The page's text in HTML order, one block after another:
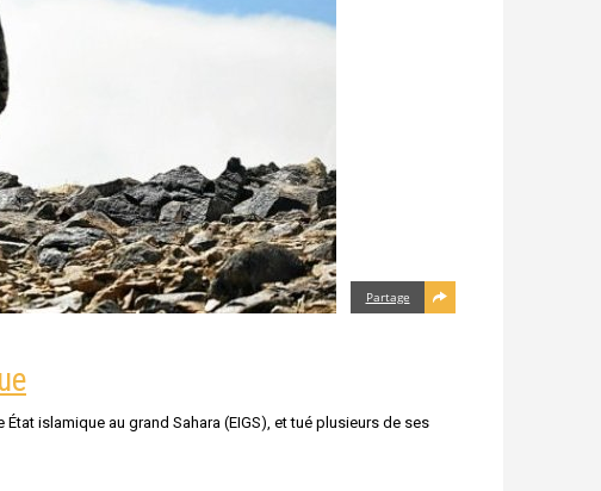
Partage
islamique au grand Sahara (EIGS), et tué plusieurs de ses